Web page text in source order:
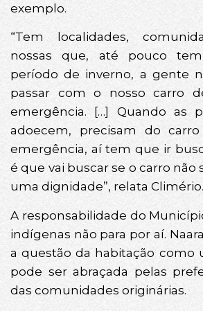
exemplo.
“Tem localidades,
nossas que, até pouco
período de inverno, a gente
passar com o nosso carro
emergência. […] Quando as
adoecem, precisam do
emergência, aí tem que ir
é que vai buscar se o carro não
uma dignidade”, relata Climério.
A responsabilidade do
indígenas não para por aí.
a questão da habitação como
pode ser abraçada pelas
das comunidades originárias.